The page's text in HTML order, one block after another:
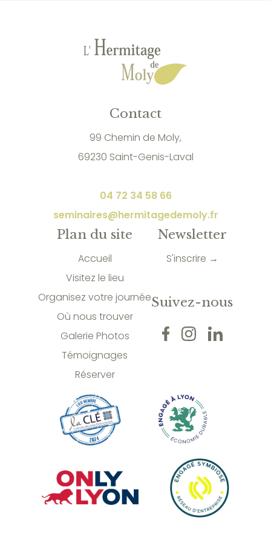
Contact
99 Chemin de Moly,
69230 Saint-Genis-Laval
04 72 34 58 66
seminaires@hermitagedemoly.fr
Plan du site
Accueil
Visitez le lieu
Organisez votre journée
Où nous trouver
Galerie Photos
Témoignages
Réserver
Newsletter
S'inscrire →
Suivez-nous